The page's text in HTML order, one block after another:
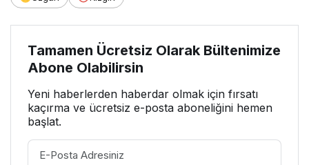
Tamamen Ücretsiz Olarak Bültenimize
Abone Olabilirsin
Yeni haberlerden haberdar olmak için fırsatı
kaçırma ve ücretsiz e-posta aboneliğini hemen
başlat.